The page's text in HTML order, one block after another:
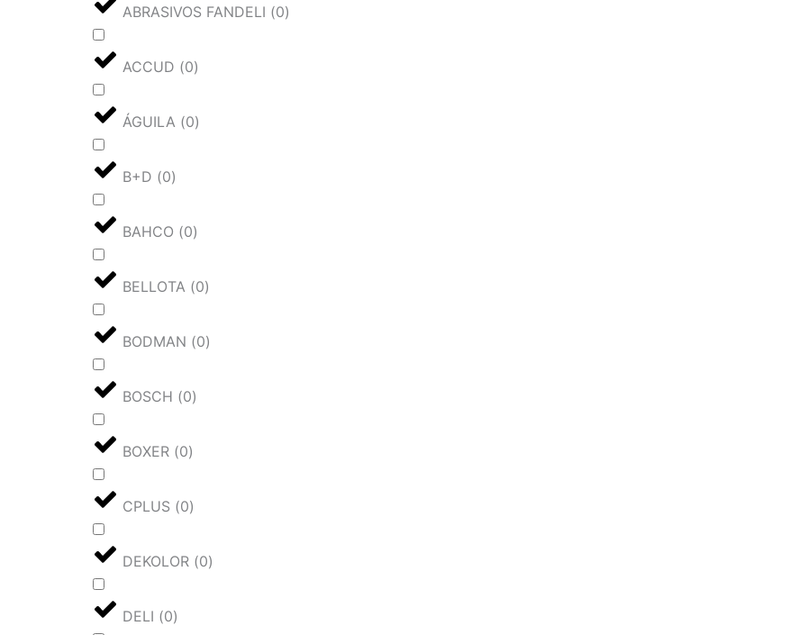
ABRASIVOS FANDELI (0)
ACCUD (0)
ÁGUILA (0)
B+D (0)
BAHCO (0)
BELLOTA (0)
BODMAN (0)
BOSCH (0)
BOXER (0)
CPLUS (0)
DEKOLOR (0)
DELI (0)